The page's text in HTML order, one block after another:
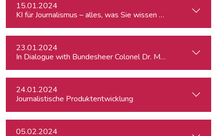
15.01.2024
KI für Journalismus – alles, was Sie wissen müssen
23.01.2024
In Dialogue with Bundesheer Colonel Dr. Markus Reisner
24.01.2024
Journalistische Produktentwicklung
05.02.2024